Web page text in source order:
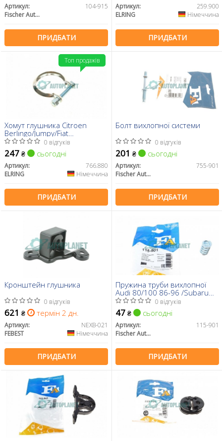
Артикул:
104-915
Fischer Automotive One (FA1)
ПРИДБАТИ
Артикул:
259.900
ELRING
Німеччина
ПРИДБАТИ
Хомут глушника Citroen
Berlingo/Jumpy/Fiat
Scudo/Peugeot
Expert/Partner 96- (67mm)
0 відгуків
247 ₴ сьогодні
Артикул:
766.880
ELRING
Німеччина
ПРИДБАТИ
Топ продажів
Болт вихлопної системи
0 відгуків
201 ₴ сьогодні
Артикул:
755-901
Fischer Automotive One (FA1)
ПРИДБАТИ
Кронштейн глушника
0 відгуків
621 ₴ термін 2 дн.
Артикул:
NEXB-021
FEBEST
Німеччина
ПРИДБАТИ
Пружина труби вихлопної
Audi 80/100 86-96 /Subaru
Justy 87-95 0 відгуків
47 ₴ сьогодні
Артикул:
115-901
Fischer Automotive One (FA1)
ПРИДБАТИ